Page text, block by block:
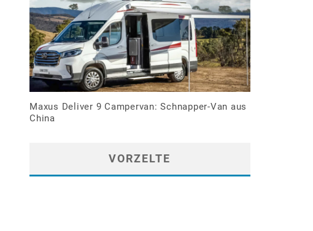
Maxus Deliver 9 Campervan: Schnapper-Van aus
China
VORZELTE